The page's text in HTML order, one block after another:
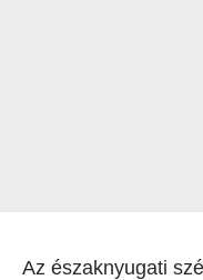
Az északnyugati